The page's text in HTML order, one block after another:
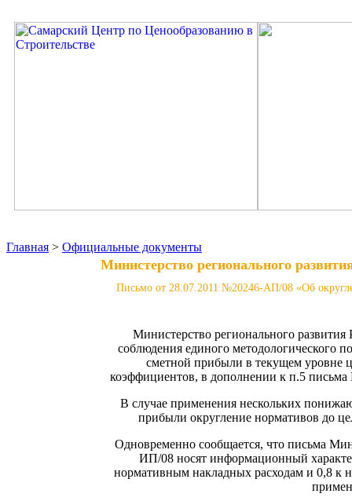
Главная > Официальные документы
Министерство регионального
Письмо от 28.07.2011 №20246-АП/08 «Об
Министерство регионального
соблюдения единого методологического
сметной прибыли в текущем уровне
коэффициентов, в дополнении к п.5
В случае применения нескольких
прибыли округление нормативов до
Одновременно сообщается, что письма
ИП/08 носят информационный
нормативным накладных расходам и 0,8 к